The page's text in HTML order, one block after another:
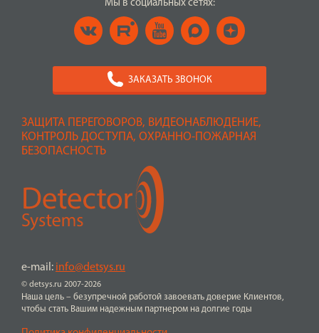
ЗАЩИТА ПЕРЕГОВОРОВ, ВИДЕОНАБЛЮДЕНИЕ,
КОНТРОЛЬ ДОСТУПА, ОХРАННО-ПОЖАРНАЯ
БЕЗОПАСНОСТЬ
© detsys.ru 2007-2026
e-mail: info@detsys.ru
Наша цель – безупречной работой завоевать доверие Клиентов,
чтобы стать Вашим надежным партнером на долгие годы
Мы в социальных сетях:
ЗАКАЗАТЬ ЗВОНОК